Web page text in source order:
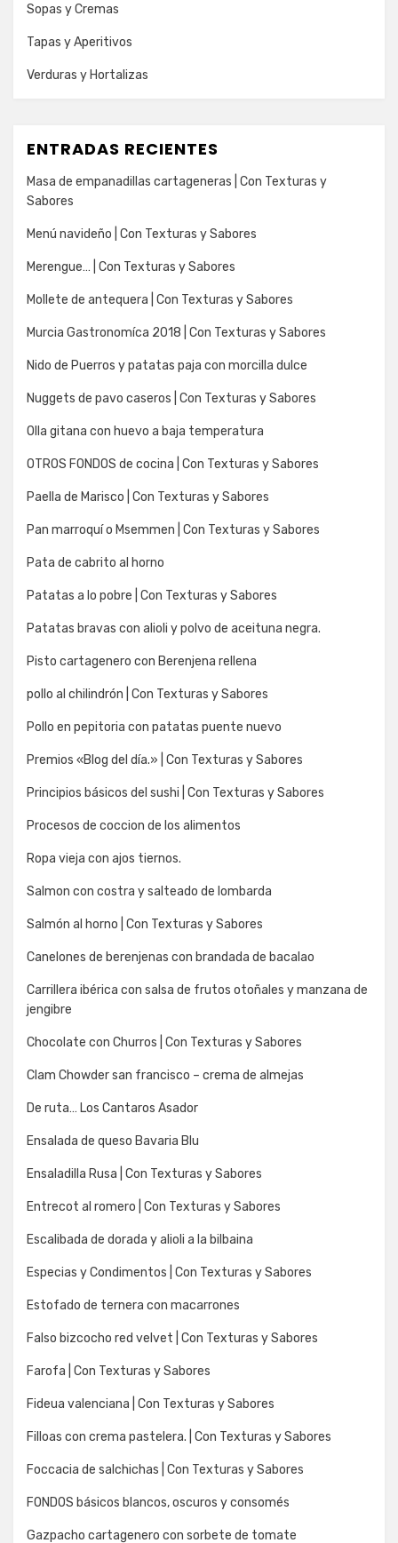
Sopas y Cremas
Tapas y Aperitivos
Verduras y Hortalizas
ENTRADAS RECIENTES
Masa de empanadillas cartageneras | Con Texturas y
Sabores
Menú navideño | Con Texturas y Sabores
Merengue… | Con Texturas y Sabores
Mollete de antequera | Con Texturas y Sabores
Murcia Gastronomíca 2018 | Con Texturas y Sabores
Nido de Puerros y patatas paja con morcilla dulce
Nuggets de pavo caseros | Con Texturas y Sabores
Olla gitana con huevo a baja temperatura
OTROS FONDOS de cocina | Con Texturas y Sabores
Paella de Marisco | Con Texturas y Sabores
Pan marroquí o Msemmen | Con Texturas y Sabores
Pata de cabrito al horno
Patatas a lo pobre | Con Texturas y Sabores
Patatas bravas con alioli y polvo de aceituna negra.
Pisto cartagenero con Berenjena rellena
pollo al chilindrón | Con Texturas y Sabores
Pollo en pepitoria con patatas puente nuevo
Premios «Blog del día.» | Con Texturas y Sabores
Principios básicos del sushi | Con Texturas y Sabores
Procesos de coccion de los alimentos
Ropa vieja con ajos tiernos.
Salmon con costra y salteado de lombarda
Salmón al horno | Con Texturas y Sabores
Canelones de berenjenas con brandada de bacalao
Carrillera ibérica con salsa de frutos otoñales y manzana de
jengibre
Chocolate con Churros | Con Texturas y Sabores
Clam Chowder san francisco – crema de almejas
De ruta… Los Cantaros Asador
Ensalada de queso Bavaria Blu
Ensaladilla Rusa | Con Texturas y Sabores
Entrecot al romero | Con Texturas y Sabores
Escalibada de dorada y alioli a la bilbaina
Especias y Condimentos | Con Texturas y Sabores
Estofado de ternera con macarrones
Falso bizcocho red velvet | Con Texturas y Sabores
Farofa | Con Texturas y Sabores
Fideua valenciana | Con Texturas y Sabores
Filloas con crema pastelera. | Con Texturas y Sabores
Foccacia de salchichas | Con Texturas y Sabores
FONDOS básicos blancos, oscuros y consomés
Gazpacho cartagenero con sorbete de tomate